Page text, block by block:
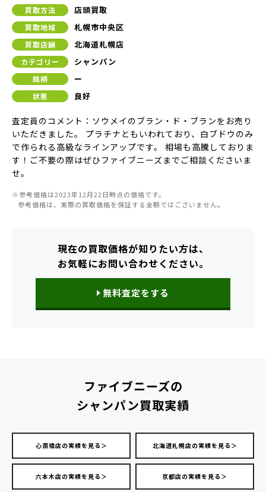
買取方法 店頭買取
買取地域 札幌市中央区
買取店舗 北海道札幌店
カテゴリー シャンパン
銘柄 ー
状態 良好
査定員のコメント：ソウメイのブラン・ド・ブランをお売り
いただきました。 プラチナともいわれており、白ブドウのみ
で作られる高級なラインアップです。 相場も高騰しておりま
す！ご不要の際はぜひファイブニーズまでご相談くださいま
せ。
※参考価格は2023年12月22日時点の価格です。
参考価格は、実際の買取価格を保証する金額ではございません。
現在の買取価格が知りたい方は、
お気軽にお問い合わせください。
無料査定をする
ファイブニーズの
シャンパン買取実績
心斎橋店の実績を見る＞ 北海道札幌店の実績を見る＞
六本木店の実績を見る＞ 京都店の実績を見る＞